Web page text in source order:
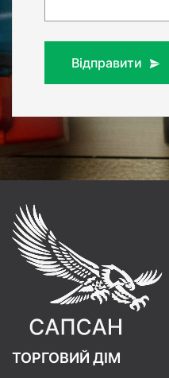
Відправити
ТОРГОВИЙ ДІМ